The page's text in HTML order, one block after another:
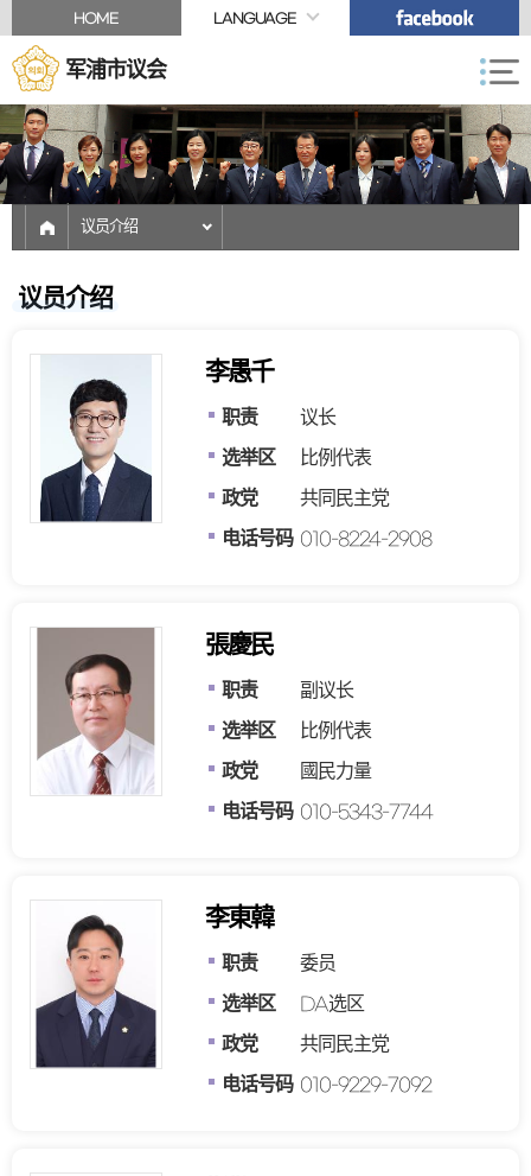
본문바로가기HOME LANGUAGE
军浦市议会
议员介绍
议员介绍
李愚千
职责 议长
选举区 比例代表
政党 共同民主党
电话号码 010-8224-2908
張慶民
职责 副议长
选举区 比例代表
政党 國民力量
电话号码 010-5343-7744
李東韓
职责 委员
选举区 DA选区
政党 共同民主党
电话号码 010-9229-7092